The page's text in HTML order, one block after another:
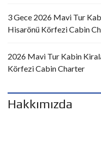
3 Gece 2026 Mavi Tur
Hisarönü Körfezi Cabin
2026 Mavi Tur Kabin
Körfezi Cabin Charter
Hakkımızda